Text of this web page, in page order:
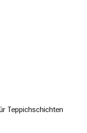
der Hultafors-Messer.
sicher zu halten.
Klingen erhältlich.)
Teppichschichten